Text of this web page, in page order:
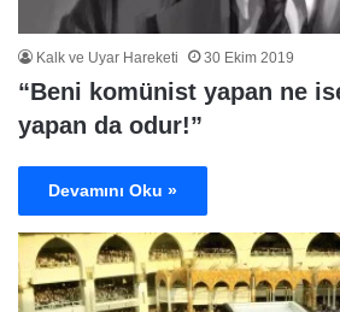
Kalk ve Uyar Hareketi 30 Ekim 2019
“Beni komünist yapan ne
yapan da odur!”
Devamını Oku »